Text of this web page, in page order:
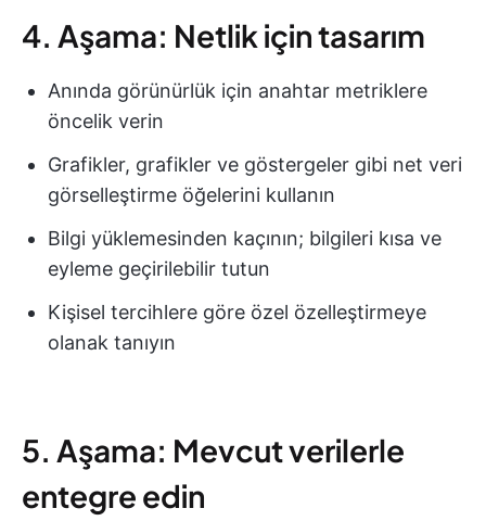
4. Aşama: Netlik için tasarım
Anında görünürlük için anahtar metriklere
öncelik verin
Grafikler, grafikler ve göstergeler gibi net veri
görselleştirme öğelerini kullanın
Bilgi yüklemesinden kaçının; bilgileri kısa ve
eyleme geçirilebilir tutun
Kişisel tercihlere göre özel özelleştirmeye
olanak tanıyın
5. Aşama: Mevcut verilerle
entegre edin